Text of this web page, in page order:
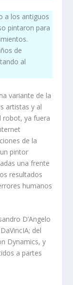
a los antiguos
pintaron para
de
al
variante de la
artistas y al
robot, ya fuera
de la
pintor
una frente
resultados
humanos
D’Angelo
del
Dynamics, y
a partes